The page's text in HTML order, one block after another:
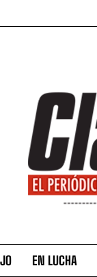
EN LUCHA